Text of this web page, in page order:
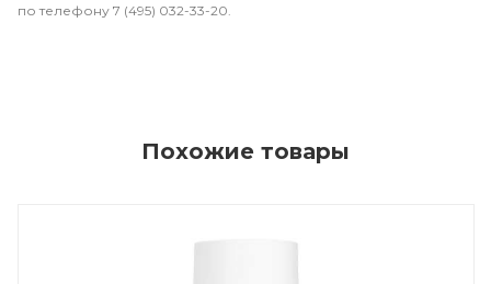
по телефону 7 (495) 032-33-20.
Похожие товары